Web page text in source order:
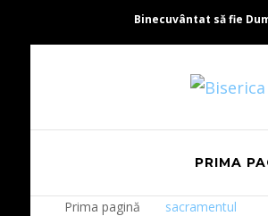
Binecuvântat să fie
PRIMA
Prima pagină sacramentul